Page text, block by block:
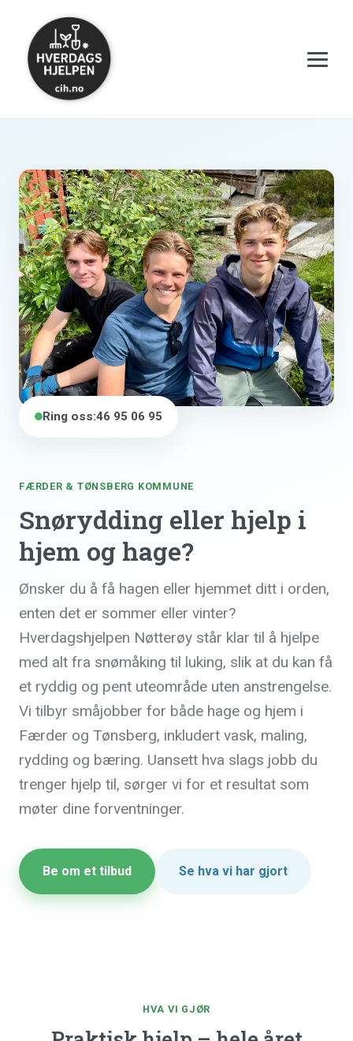
FÆRDER & TØNSBERG KOMMUNE
Snørydding eller hjelp i
hjem og hage?
Ønsker du å få hagen eller hjemmet ditt i orden,
enten det er sommer eller vinter?
Hverdagshjelpen Nøtterøy står klar til å hjelpe
med alt fra snømåking til luking, slik at du kan få
et ryddig og pent uteområde uten anstrengelse.
Vi tilbyr småjobber for både hage og hjem i
Færder og Tønsberg, inkludert vask, maling,
rydding og bæring. Uansett hva slags jobb du
trenger hjelp til, sørger vi for et resultat som
møter dine forventninger.
Be om et tilbud Se hva vi har gjort
Ring oss:46 95 06 95
HVA VI GJØR